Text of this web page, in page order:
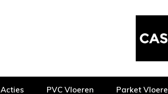
Acties PVC Vloeren Parket